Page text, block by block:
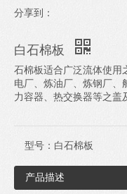
分享到：
白石棉板
石棉板适合广泛流体使用
电厂、炼油厂、炼钢厂、
力容器、热交换器等之盖
型号： 白石棉板
产品描述